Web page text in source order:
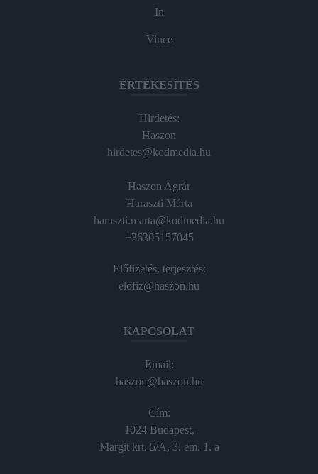
In
Vince
ÉRTÉKESÍTÉS
Hirdetés:
Haszon
hirdetes@kodmedia.hu
Haszon Agrár
Haraszti Márta
haraszti.marta@kodmedia.hu
+36305157045
Előfizetés, terjesztés:
elofiz@haszon.hu
KAPCSOLAT
Email:
haszon@haszon.hu
Cím:
1024 Budapest,
Margit krt. 5/A, 3. em. 1. a